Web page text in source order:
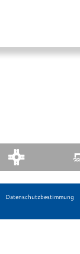
Datenschutzbestimmung